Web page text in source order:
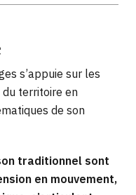
s’appuie sur les
territoire en
de son
traditionnel sont
en mouvement,